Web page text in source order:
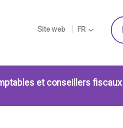
Site web FR
et conseillers fiscaux